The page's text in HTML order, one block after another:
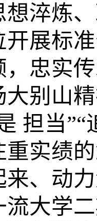
想淬炼
展标
忠实
大别山
担当”“
重实绩
来、动
流大学